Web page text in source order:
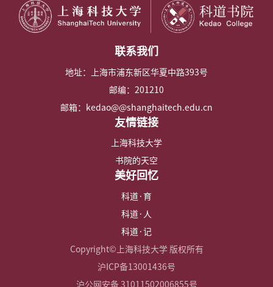
联系我们
地址：上海市浦东新区华夏中路393号
邮编：201210
邮箱：kedao@@shanghaitech.edu.cn
友情链接
上海科技大学
书院的天空
美好回忆
科道·育
科道·人
科道·记
Copyright©上海科技大学 版权所有
沪ICP备13001436号
沪公网安备 31011502006855号